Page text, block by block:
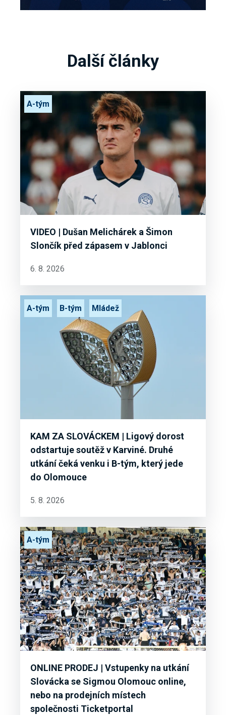
Další články
VIDEO | Dušan Melichárek a Šimon
Slončík před zápasem v Jablonci
A-tým
6. 8. 2026
KAM ZA SLOVÁCKEM | Ligový dorost
odstartuje soutěž v Karviné. Druhé
utkání čeká venku i B-tým, který jede
do Olomouce
A-tým B-tým Mládež
5. 8. 2026
ONLINE PRODEJ | Vstupenky na utkání
Slovácka se Sigmou Olomouc online,
nebo na prodejních místech
společnosti Ticketportal
A-tým